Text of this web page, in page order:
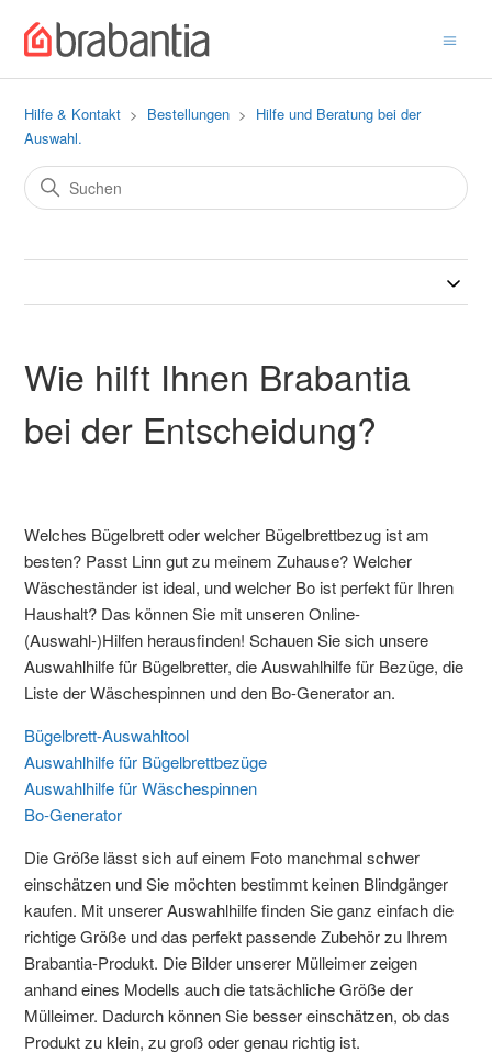
Hilfe & Kontakt Bestellungen
Hilfe und Beratung bei der
Auswahl.
Wie hilft Ihnen Brabantia
bei der Entscheidung?
Welches Bügelbrett oder welcher Bügelbrettbezug ist am
besten? Passt Linn gut zu meinem Zuhause? Welcher
Wäscheständer ist ideal, und welcher Bo ist perfekt für Ihren
Haushalt? Das können Sie mit unseren Online-
(Auswahl-)Hilfen herausfinden! Schauen Sie sich unsere
Auswahlhilfe für Bügelbretter, die Auswahlhilfe für Bezüge, die
Liste der Wäschespinnen und den Bo-Generator an.
Bügelbrett-Auswahltool
Auswahlhilfe für Bügelbrettbezüge
Auswahlhilfe für Wäschespinnen
Bo-Generator
Die Größe lässt sich auf einem Foto manchmal schwer
einschätzen und Sie möchten bestimmt keinen Blindgänger
kaufen. Mit unserer Auswahlhilfe finden Sie ganz einfach die
richtige Größe und das perfekt passende Zubehör zu Ihrem
Brabantia-Produkt. Die Bilder unserer Mülleimer zeigen
anhand eines Modells auch die tatsächliche Größe der
Mülleimer. Dadurch können Sie besser einschätzen, ob das
Produkt zu klein, zu groß oder genau richtig ist.